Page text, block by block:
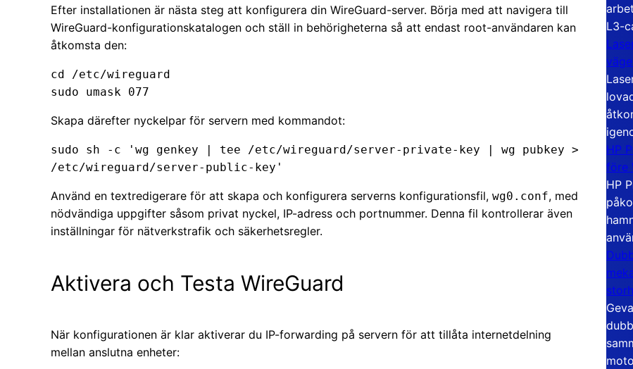
Efter installationen är nästa steg att konfigurera din WireGuard-server. Börja med att navigera till
WireGuard-konfigurationskatalogen och ställ in behörigheterna så att endast root-användaren kan
åtkomsta den:
cd /etc/wireguard
sudo umask 077
Skapa därefter nyckelpar för servern med kommandot:
sudo sh -c 'wg genkey | tee /etc/wireguard/server-private-key | wg pubkey >
/etc/wireguard/server-public-key'
Använd en textredigerare för att skapa och konfigurera serverns konfigurationsfil, wg0.conf, med
nödvändiga uppgifter såsom privat nyckel, IP-adress och portnummer. Denna fil kontrollerar även
inställningar för nätverkstrafik och säkerhetsregler.
Aktivera och Testa WireGuard
När konfigurationen är klar aktiverar du IP-forwarding på servern för att tillåta internetdelning
mellan anslutna enheter:
L3-
HP
före
HP